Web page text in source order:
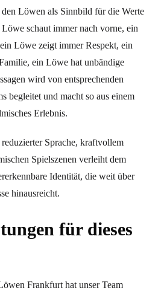
Löwen als Sinnbild für die Werte
schaut immer nach vorne, ein
Löwe zeigt immer Respekt, ein
ein Löwe hat unbändige
wird von entsprechenden
begleitet und macht so aus einem
Erlebnis.
Sprache, kraftvollem
Spielszenen verleiht dem
Identität, die weit über
hinausreicht.
für dieses
Frankfurt hat unser Team